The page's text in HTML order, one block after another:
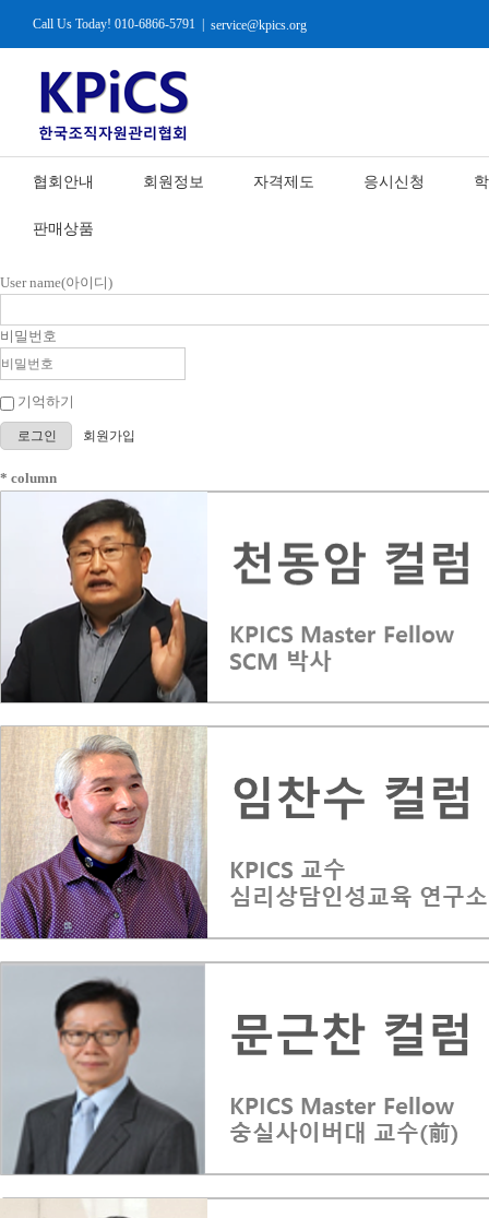
Call Us Today! 010-6866-5791 | service@kpics.org
협회안내 회원정보 자격제도 응시신청
판매상품
User name(아이디)
비밀번호
기억하기
로그인 회원가입
* column